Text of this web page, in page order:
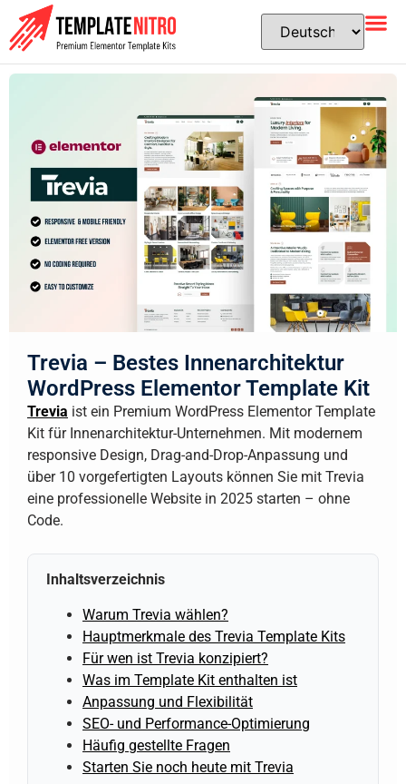
Trevia – Bestes Innenarchitektur
WordPress Elementor Template Kit
Trevia ist ein Premium WordPress Elementor Template
Kit für Innenarchitektur-Unternehmen. Mit modernem
responsive Design, Drag-and-Drop-Anpassung und
über 10 vorgefertigten Layouts können Sie mit Trevia
eine professionelle Website in 2025 starten – ohne
Code.
Inhaltsverzeichnis
Warum Trevia wählen?
Hauptmerkmale des Trevia Template Kits
Für wen ist Trevia konzipiert?
Was im Template Kit enthalten ist
Anpassung und Flexibilität
SEO- und Performance-Optimierung
Häufig gestellte Fragen
Starten Sie noch heute mit Trevia